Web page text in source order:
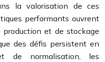
la valorisation de ces
performants ouvrent
et de stockage
des défis persistent en
de normalisation, les